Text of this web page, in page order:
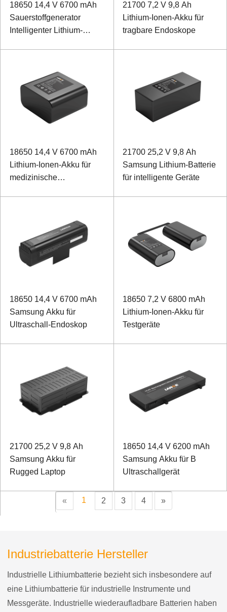
18650 14,4 V 6700 mAh
Sauerstoffgenerator
Intelligenter Lithium-
21700 7,2 V 9,8 Ah
Lithium-Ionen-Akku für
tragbare Endoskope
18650 14,4 V 6700 mAh
Lithium-Ionen-Akku für
medizinische
21700 25,2 V 9,8 Ah
Samsung Lithium-Batterie
für intelligente Geräte
18650 14,4 V 6700 mAh
Samsung Akku für
Ultraschall-Endoskop
18650 7,2 V 6800 mAh
Lithium-Ionen-Akku für
Testgeräte
21700 25,2 V 9,8 Ah
Samsung Akku für
Rugged Laptop
18650 14,4 V 6200 mAh
Samsung Akku für B
Ultraschallgerät
« 1 2 3 4 »
Industriebatterie Hersteller
Industrielle Lithiumbatterie bezieht sich insbesondere auf
eine Lithiumbatterie für industrielle Instrumente und
Messgeräte. Industrielle wiederaufladbare Batterien haben